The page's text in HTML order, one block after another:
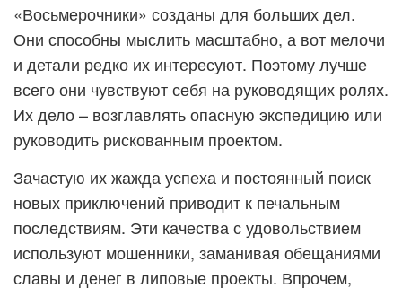
«Восьмерочники» созданы для больших дел.
Они способны мыслить масштабно, а вот мелочи
и детали редко их интересуют. Поэтому лучше
всего они чувствуют себя на руководящих ролях.
Их дело – возглавлять опасную экспедицию или
руководить рискованным проектом.
Зачастую их жажда успеха и постоянный поиск
новых приключений приводит к печальным
последствиям. Эти качества с удовольствием
используют мошенники, заманивая обещаниями
славы и денег в липовые проекты. Впрочем,